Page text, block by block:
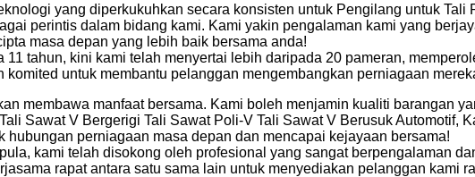
yang diperkukuhkan secara konsisten untuk Pengilang untuk Tali
perintis dalam bidang kami. Kami yakin pengalaman kami yang
masa depan yang lebih baik bersama anda!
11 tahun, kini kami telah menyertai lebih daripada 20 pameran,
untuk membantu pelanggan mengembangkan perniagaan
membawa manfaat bersama. Kami boleh menjamin kualiti barangan
Sawat V Bergerigi Tali Sawat Poli-V Tali Sawat V Berusuk Automotif,
perniagaan masa depan dan mencapai kejayaan bersama!
kami telah disokong oleh profesional yang sangat berpengalaman
rapat antara satu sama lain untuk menyediakan pelanggan kami